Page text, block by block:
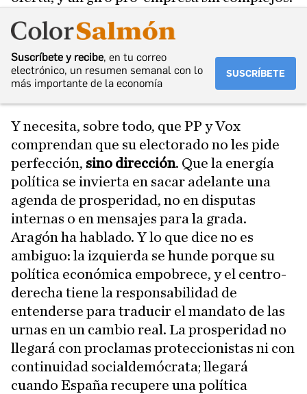
Suscríbete y recibe, en tu correo
electrónico, un resumen semanal con lo
más importante de la economía
SUSCRÍBETE
Y necesita, sobre todo, que PP y Vox
comprendan que su electorado no les pide
perfección, sino dirección. Que la energía
política se invierta en sacar adelante una
agenda de prosperidad, no en disputas
internas o en mensajes para la grada.
Aragón ha hablado. Y lo que dice no es
ambiguo: la izquierda se hunde porque su
política económica empobrece, y el centro-
derecha tiene la responsabilidad de
entenderse para traducir el mandato de las
urnas en un cambio real. La prosperidad no
llegará con proclamas proteccionistas ni con
continuidad socialdemócrata; llegará
cuando España recupere una política